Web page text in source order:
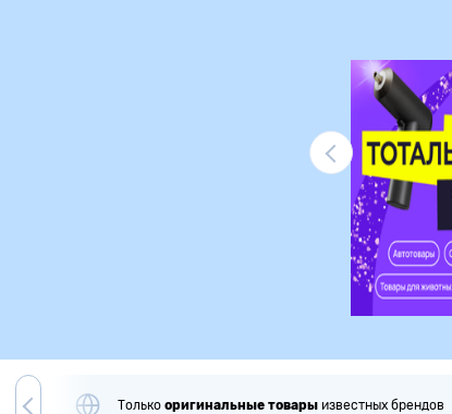
Только оригинальные товары известных брендов